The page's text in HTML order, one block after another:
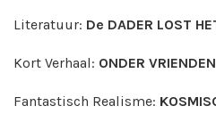
Literatuur: De DADER LOST
Kort Verhaal: ONDER VRIENDEN
Fantastisch Realisme: